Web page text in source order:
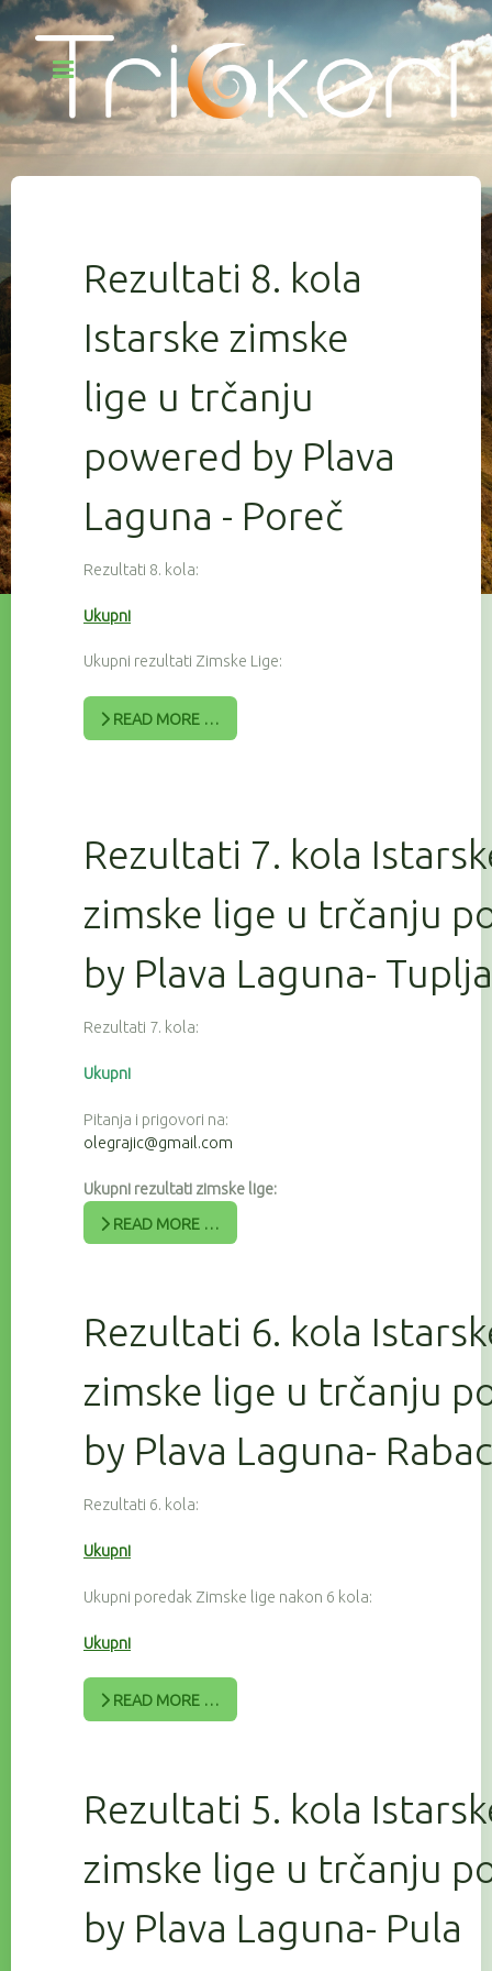
Rezultati 8. kola
Istarske zimske
lige u trčanju
powered by Plava
Laguna - Poreč
Rezultati 8. kola:
Ukupni
Ukupni rezultati Zimske Lige:
READ MORE …
Rezultati 7. kola
zimske lige u trčanju
by Plava Laguna-
Rezultati 7. kola:
Ukupni
Pitanja i prigovori na:
olegrajic@gmail.com
Ukupni rezultati zimske lige:
READ MORE …
Rezultati 6. kola
zimske lige u trčanju
by Plava Laguna- Rabac
Rezultati 6. kola:
Ukupni
Ukupni poredak Zimske lige nakon 6 kola:
Ukupni
READ MORE …
Rezultati 5. kola
zimske lige u trčanju
by Plava Laguna- Pula